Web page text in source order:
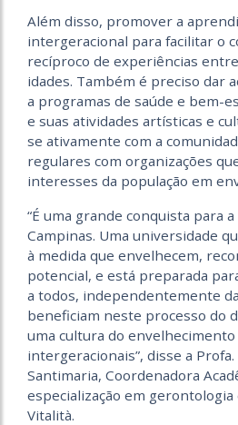
Além disso, promover a
intergeracional para facilitar o
recíproco de experiências
idades. Também é preciso dar
a programas de saúde e bem-
e suas atividades artísticas e
se ativamente com a
regulares com organizações
interesses da população em
“É uma grande conquista para
Campinas. Uma universidade
à medida que envelhecem,
potencial, e está preparada
a todos, independentemente
beneficiam neste processo do
uma cultura do envelhecimento
intergeracionais”, disse a
Santimaria, Coordenadora
especialização em
Vitalità.